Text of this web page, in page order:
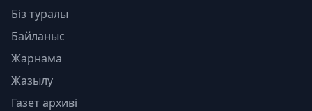
Біз туралы
Байланыс
Жарнама
Жазылу
Газет архиві